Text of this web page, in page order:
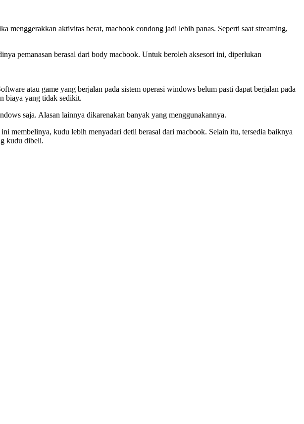
menggerakkan aktivitas berat, macbook condong jadi lebih panas. Seperti saat streaming,
pemanasan berasal dari body macbook. Untuk beroleh aksesori ini, diperlukan
atau game yang berjalan pada sistem operasi windows belum pasti dapat berjalan pada
biaya yang tidak sedikit.
saja. Alasan lainnya dikarenakan banyak yang menggunakannya.
membelinya, kudu lebih menyadari detil berasal dari macbook. Selain itu, tersedia baiknya
kudu dibeli.